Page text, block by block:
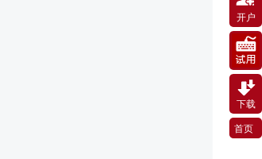
开户
下载
首页